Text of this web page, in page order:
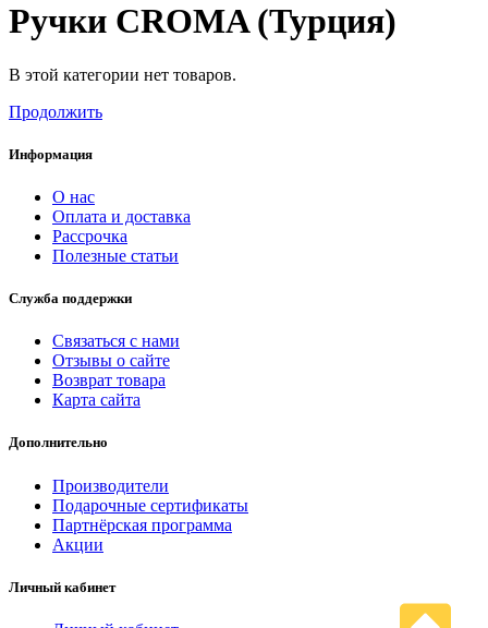
Ручки CROMA (Турция)
В этой категории нет товаров.
Продолжить
Информация
О нас
Оплата и доставка
Рассрочка
Полезные статьи
Служба поддержки
Связаться с нами
Отзывы о сайте
Возврат товара
Карта сайта
Дополнительно
Производители
Подарочные сертификаты
Партнёрская программа
Акции
Личный кабинет